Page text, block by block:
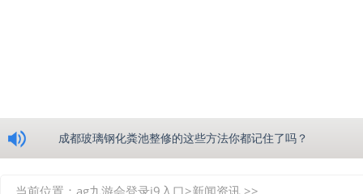
成都玻璃钢化粪池整修的这些方法你都记住了吗？
当前位置： ag九游会登录j9入口>新闻资讯 >>